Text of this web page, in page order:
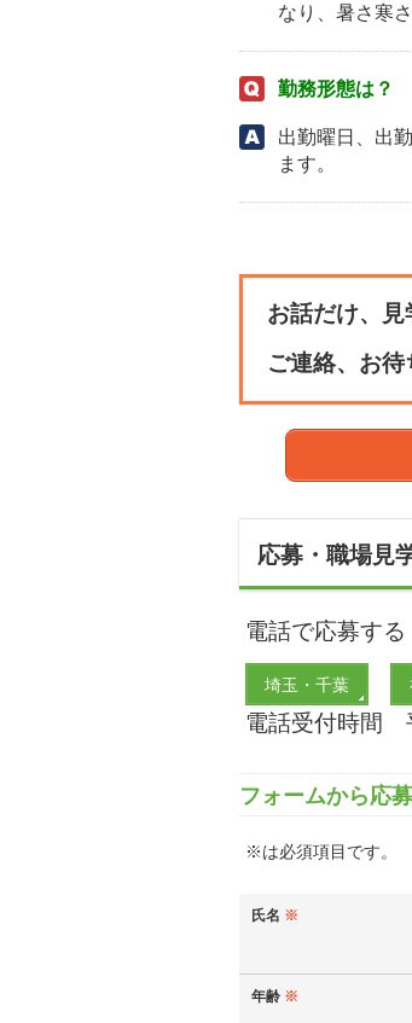
なり、暑さ寒
勤務形態は？
出勤曜日、出
ます。
お話だけ、見
ご連絡、お待
応募・職場見
電話で応募する
埼玉・千葉
電話受付時間
フォームから応
※は必須項目です。
氏名 ※
年齢 ※